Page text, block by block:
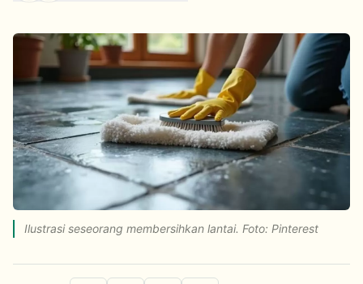
Ilustrasi seseorang membersihkan lantai. Foto: Pinterest